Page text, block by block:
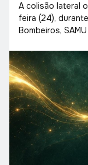
A colisão lateral
feira (24),
Bombeiros,